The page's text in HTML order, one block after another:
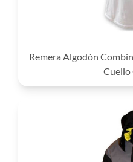
Remera Algodón
Cuello